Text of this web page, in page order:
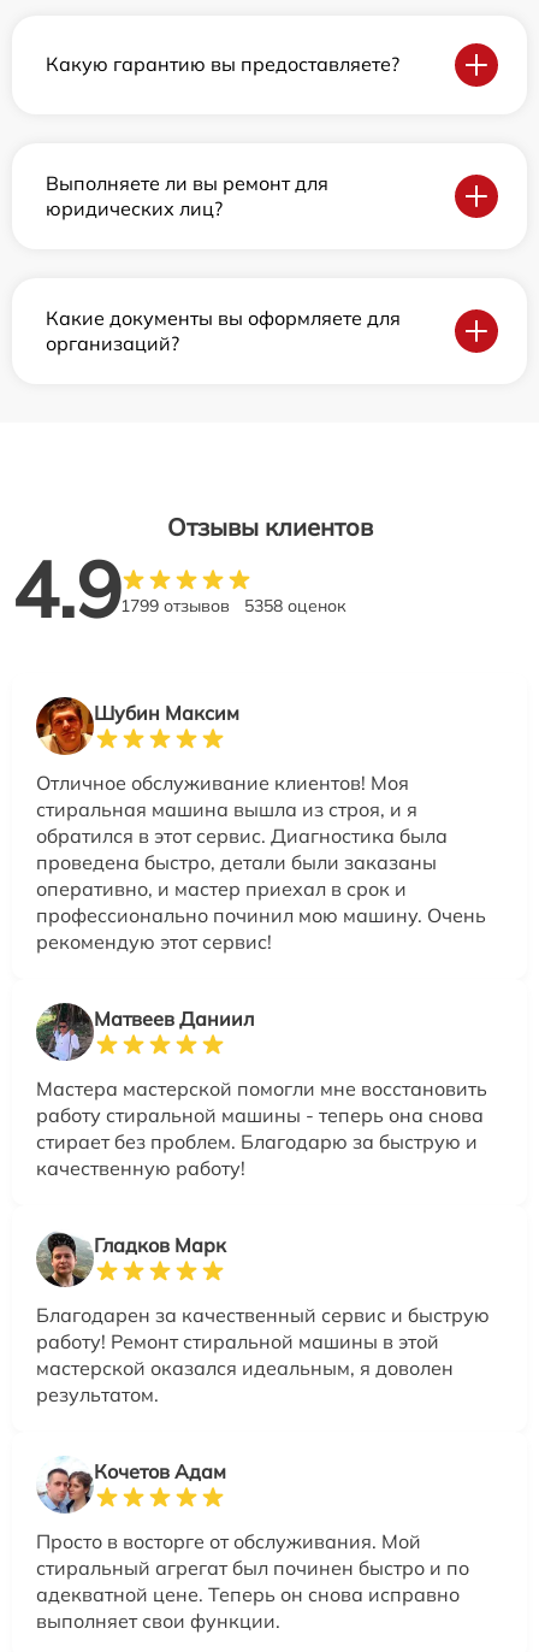
Какую гарантию вы предоставляете?
Выполняете ли вы ремонт для
юридических лиц?
Какие документы вы оформляете для
организаций?
Отзывы клиентов
4.91799 отзывов 5358 оценок
Шубин Максим
Отличное обслуживание клиентов! Моя
стиральная машина вышла из строя, и я
обратился в этот сервис. Диагностика была
проведена быстро, детали были заказаны
оперативно, и мастер приехал в срок и
профессионально починил мою машину. Очень
рекомендую этот сервис!
Матвеев Даниил
Мастера мастерской помогли мне восстановить
работу стиральной машины - теперь она снова
стирает без проблем. Благодарю за быструю и
качественную работу!
Гладков Марк
Благодарен за качественный сервис и быструю
работу! Ремонт стиральной машины в этой
мастерской оказался идеальным, я доволен
результатом.
Кочетов Адам
Просто в восторге от обслуживания. Мой
стиральный агрегат был починен быстро и по
адекватной цене. Теперь он снова исправно
выполняет свои функции.